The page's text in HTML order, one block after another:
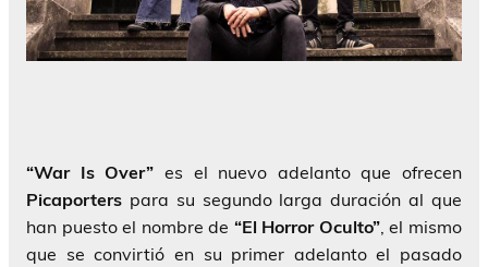
“War Is Over” es el nuevo adelanto que ofrecen
Picaporters para su segundo larga duración al que
han puesto el nombre de “El Horror Oculto”, el mismo
que se convirtió en su primer adelanto el pasado